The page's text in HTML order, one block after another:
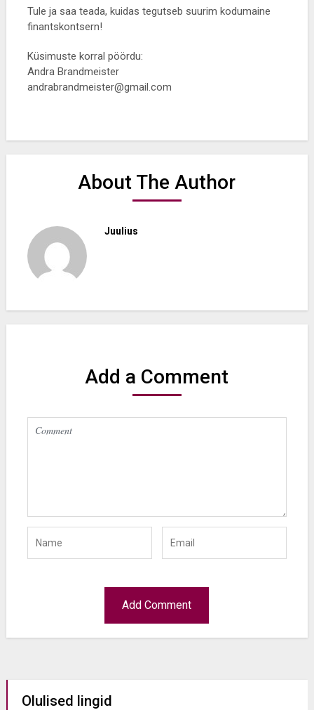
Tule ja saa teada, kuidas tegutseb suurim kodumaine
finantskontsern!
Küsimuste korral pöördu:
Andra Brandmeister
andrabrandmeister@gmail.com
About The Author
Juulius
Add a Comment
Olulised lingid